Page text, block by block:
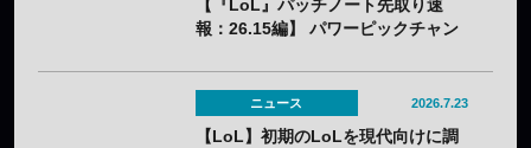
【『LoL』パッチノート先取り速
報：26.15編】 パワーピックチャン
いにナーフ。「バスティオンブレイ
カー」はやり過ぎバフでメタアイテ
ム必至？
ニュース 2026.7.23
【LoL】初期のLoLを現代向けに調